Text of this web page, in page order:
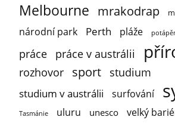
Melbourne mrakodrap
národní park Perth pláže
práce práce v austrálii
rozhovor sport studium
studium v austrálii surfování
Tasmánie uluru unesco velký